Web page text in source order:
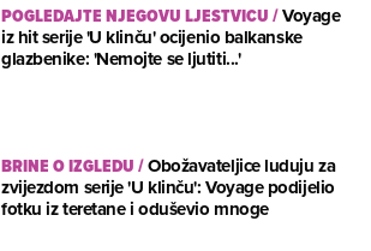
POGLEDAJTE NJEGOVU LJESTVICU/Voyage
iz hit serije 'U klinču' ocijenio balkanske
glazbenike: 'Nemojte se ljutiti...'
BRINE O IZGLEDU/Obožavateljice luduju za
zvijezdom serije 'U klinču': Voyage podijelio
fotku iz teretane i oduševio mnoge